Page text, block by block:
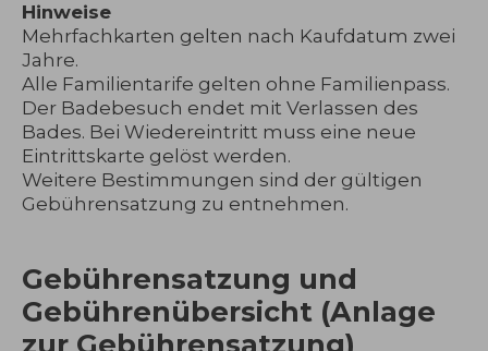
Hinweise
Mehrfachkarten gelten nach Kaufdatum zwei
Jahre.
Alle Familientarife gelten ohne Familienpass.
Der Badebesuch endet mit Verlassen des
Bades. Bei Wiedereintritt muss eine neue
Eintrittskarte gelöst werden.
Weitere Bestimmungen sind der gültigen
Gebührensatzung zu entnehmen.
Gebührensatzung und
Gebührenübersicht (Anlage
zur Gebührensatzung)